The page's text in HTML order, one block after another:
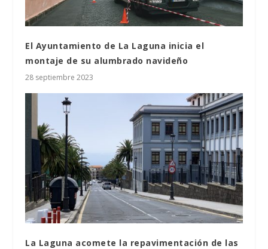
El Ayuntamiento de La Laguna inicia el
montaje de su alumbrado navideño
28 septiembre 2023
La Laguna acomete la repavimentación de las